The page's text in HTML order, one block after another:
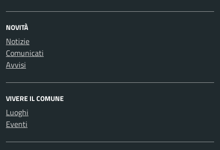
NOVITÀ
Notizie
Comunicati
Avvisi
VIVERE IL COMUNE
Luoghi
Eventi